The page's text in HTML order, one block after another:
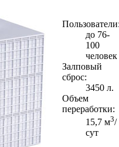
до 76-
100
человек
Залповый
сброс:
3450 л.
Объем
переработки:
15,7 м3/
сут